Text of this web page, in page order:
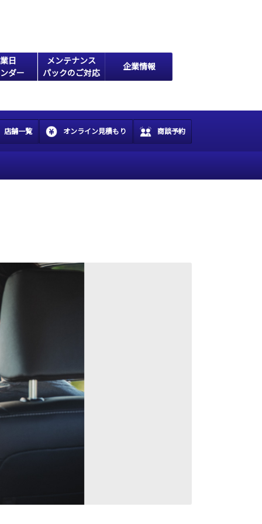
日
ダー
メンテナンス
パックのご対応
企業情報
店舗一覧 オンライン見積もり 商談予約